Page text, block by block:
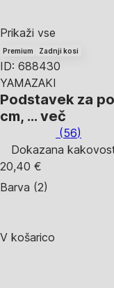
Prikaži vse
Premium Zadnji kosi
ID: 688430
YAMAZAKI
Podstavek za
cm, … več
(56)
Dokazana
20,40 €
Barva (2)
V košarico